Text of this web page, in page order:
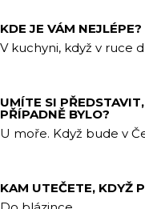
KDE JE VÁM NEJLÉPE?
V kuchyni, když v ruce
UMÍTE SI
PŘÍPADNĚ BYLO?
U moře. Když bude v
KAM UTEČETE, KDYŽ